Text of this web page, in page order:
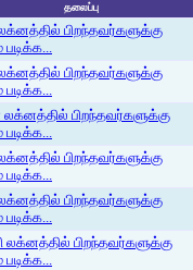
தலைப்பு
பிறந்தவர்களுக்கு
படிக்க...
பிறந்தவர்களுக்கு
படிக்க...
லக்னத்தில் பிறந்தவர்களுக்கு
படிக்க...
பிறந்தவர்களுக்கு
படிக்க...
பிறந்தவர்களுக்கு
படிக்க...
பிறந்தவர்களுக்கு
படிக்க...